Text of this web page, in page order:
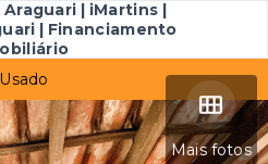
| iMartins |
| Financiamento
Mais fotos
Usado